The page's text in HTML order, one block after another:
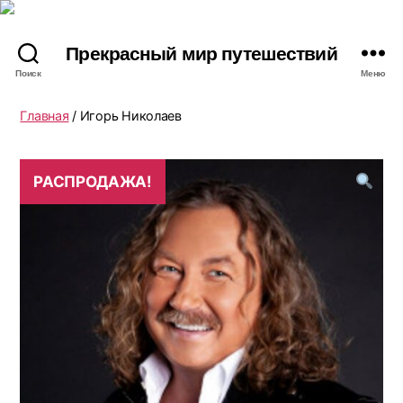
Поиск
Прекрасный мир путешествий
Меню
Главная / Игорь Николаев
РАСПРОДАЖА!